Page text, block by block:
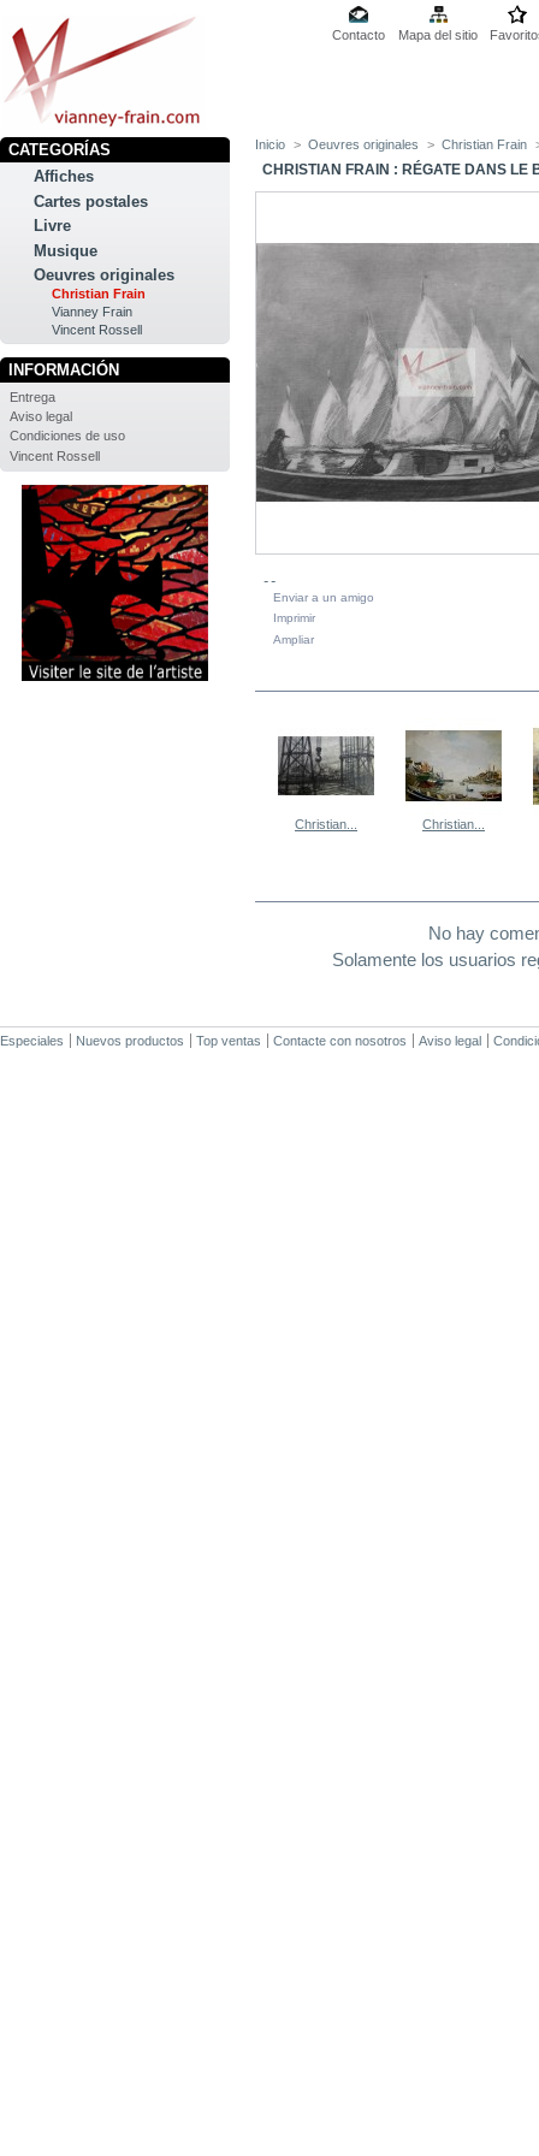
Contacto Mapa del sitio
CATEGORÍAS
Affiches
Cartes postales
Livre
Musique
Oeuvres originales
Christian Frain
Vianney Frain
Vincent Rossell
INFORMACIÓN
Entrega
Aviso legal
Condiciones de uso
Vincent Rossell
Inicio > Oeuvres originales > Christian Frain
CHRISTIAN FRAIN : RÉGATE DANS LE
Enviar a un amigo
Imprimir
Ampliar
Christian... Christian...
No hay
Solamente los usuarios
Especiales Nuevos productos Top ventas Contacte con nosotros Aviso legal